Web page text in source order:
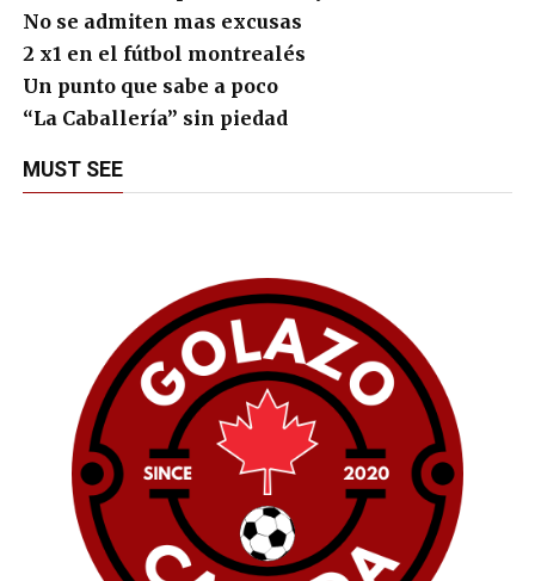
No se admiten mas excusas
2 x1 en el fútbol montrealés
Un punto que sabe a poco
“La Caballería” sin piedad
MUST SEE